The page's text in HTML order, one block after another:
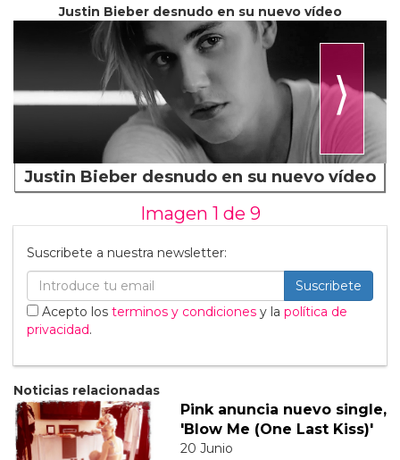
Justin Bieber desnudo en su nuevo vídeo
⟩
Justin Bieber desnudo en su nuevo vídeo
Imagen 1 de 9
Suscribete a nuestra newsletter:
Suscribete
Acepto los terminos y condiciones y la política de
privacidad.
Noticias relacionadas
Pink anuncia nuevo single,
'Blow Me (One Last Kiss)'
20 Junio